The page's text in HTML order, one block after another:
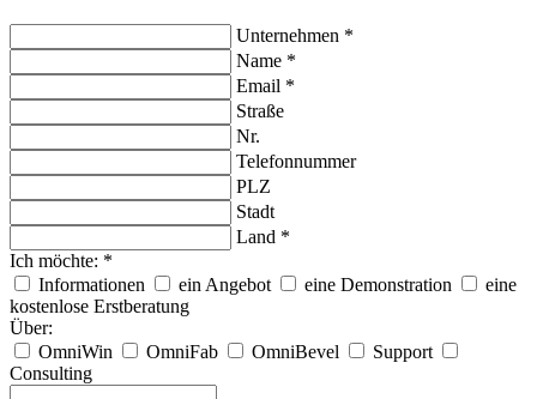
Unternehmen *
Name *
Email *
Straße
Nr.
Telefonnummer
PLZ
Stadt
Land *
Ich möchte: *
Informationen
ein Angebot eine Demonstration
eine
kostenlose Erstberatung
Über:
OmniWin
OmniFab OmniBevel
Support
Consulting